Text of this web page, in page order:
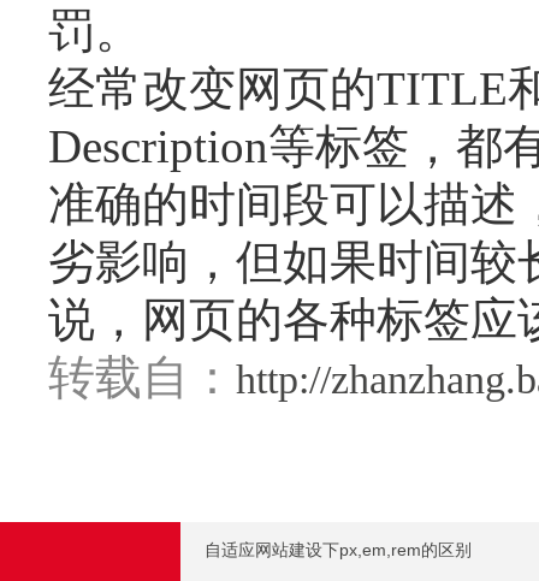
罚。
经常改变网页的TITLE
Description等标签，都
准确的时间段可以描述
劣影响，但如果时间较
说，网页的各种标签应
转载自： http://
自适应网站建设下px,em,rem的区别